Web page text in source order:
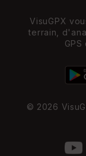
VisuGPX
terrain,
© 2026